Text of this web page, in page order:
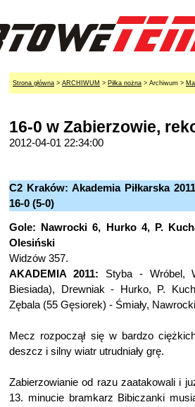
Strona główna > ARCHIWUM > Piłka nożna > Archiwum >
16-0 w Zabierzowie,
2012-04-01 22:34:00
C2 Kraków: Akademia Piłkarska
16-0 (5-0)
Gole: Nawrocki 6, Hurko 4, P.
Olesiński
Widzów 357.
AKADEMIA 2011: Styba - Wróbel,
Biesiada), Drewniak - Hurko, P.
Zębala (55 Gęsiorek) - Śmiały,
Mecz rozpoczął się w bardzo
deszcz i silny wiatr utrudniały grę.
Zabierzowianie od razu zaatakowali i
13. minucie bramkarz Bibiczanki